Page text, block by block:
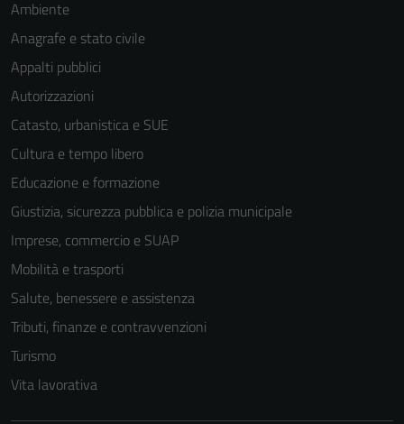
Ambiente
Anagrafe e stato civile
Appalti pubblici
Autorizzazioni
Catasto, urbanistica e SUE
Cultura e tempo libero
Educazione e formazione
Giustizia, sicurezza pubblica e polizia municipale
Imprese, commercio e SUAP
Mobilità e trasporti
Salute, benessere e assistenza
Tributi, finanze e contravvenzioni
Turismo
Vita lavorativa